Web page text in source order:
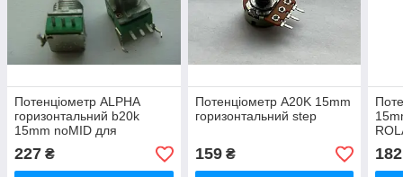
Потенціометр ALPHA
горизонтальний b20k
15mm noMID для
контролерів, TILTA
Nucleus-M
227 ₴
Потенціометр A20K 15mm
горизонтальний step
159₴ 182